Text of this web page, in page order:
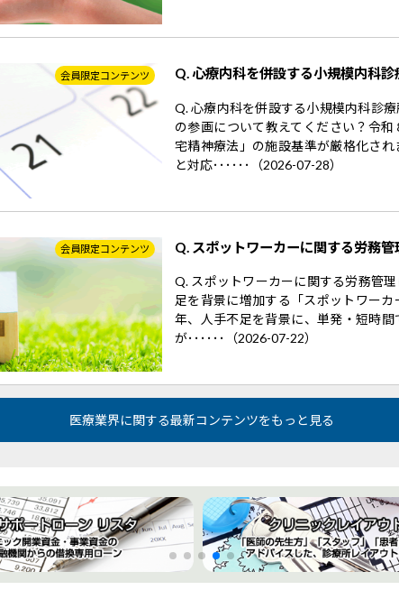
会員限定コンテンツ Q. 心療内科を併設する小規模内科
Q. 心療内科を併設する小規模内科診
の参画について教えてください？令
宅精神療法」の施設基準が厳格化さ
と対応･･････（2026-07-28）
会員限定コンテンツ Q. スポットワーカーに関する労務
Q. スポットワーカーに関する労務管
足を背景に増加する「スポットワー
年、人手不足を背景に、単発・短時
が･･････（2026-07-22）
医療業界に関する最新コンテンツをもっと見る